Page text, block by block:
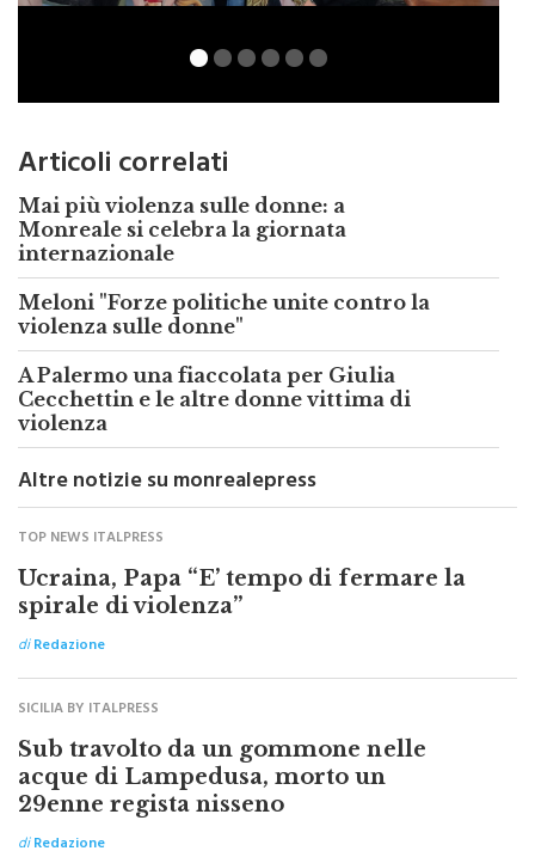
Mai più violenza sulle donne: a
Monreale si celebra la giornata
internazionale
violenza sulle donne"
Cecchettin e le altre donne vittima di
violenza
Altre notizie su monrealepress
TOP NEWS ITALPRESS
Ucraina, Papa “E’ tempo di fermare la
spirale di violenza”
diRedazione
SICILIA BY ITALPRESS
Sub travolto da un gommone nelle
acque di Lampedusa, morto un
29enne regista nisseno
diRedazione